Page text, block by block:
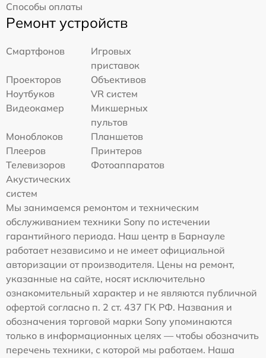
Способы оплаты
Ремонт устройств
Смартфонов
Игровых
приставок
Проекторов
Объективов
Ноутбуков
VR систем
Видеокамер
Микшерных
пультов
Моноблоков
Планшетов
Плееров
Принтеров
Телевизоров
Фотоаппаратов
Акустических
систем
Мы занимаемся ремонтом и техническим
обслуживанием техники Sony по истечении
гарантийного периода. Наш центр в Барнауле
работает независимо и не имеет официальной
авторизации от производителя. Цены на ремонт,
указанные на сайте, носят исключительно
ознакомительный характер и не являются публичной
офертой согласно п. 2 ст. 437 ГК РФ. Названия и
обозначения торговой марки Sony упоминаются
только в информационных целях — чтобы обозначить
перечень техники, с которой мы работаем. Наша